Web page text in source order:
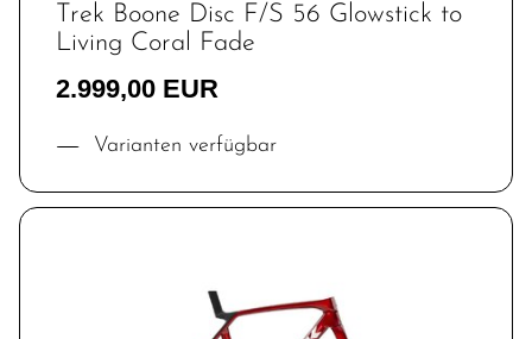
Trek Boone Disc F/S 56 Glowstick to
Living Coral Fade
2.999,00 EUR
Varianten verfügbar